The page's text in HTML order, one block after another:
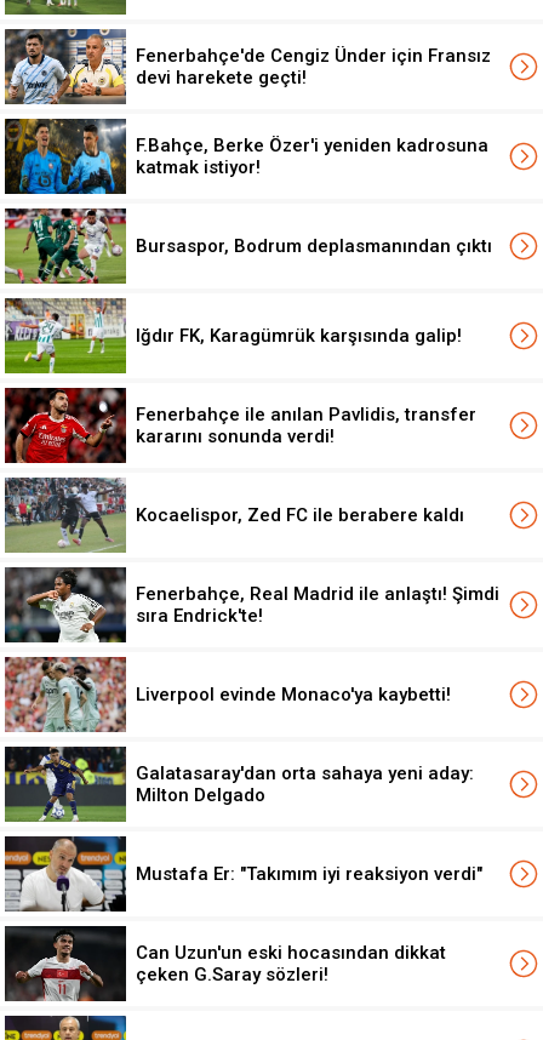
Fenerbahçe'de Cengiz Ünder için Fransız
devi harekete geçti!
F.Bahçe, Berke Özer'i yeniden kadrosuna
katmak istiyor!
Bursaspor, Bodrum deplasmanından çıktı
Iğdır FK, Karagümrük karşısında galip!
Fenerbahçe ile anılan Pavlidis, transfer
kararını sonunda verdi!
Kocaelispor, Zed FC ile berabere kaldı
Fenerbahçe, Real Madrid ile anlaştı! Şimdi
sıra Endrick'te!
Liverpool evinde Monaco'ya kaybetti!
Galatasaray'dan orta sahaya yeni aday:
Milton Delgado
Mustafa Er: "Takımım iyi reaksiyon verdi"
Can Uzun'un eski hocasından dikkat
çeken G.Saray sözleri!